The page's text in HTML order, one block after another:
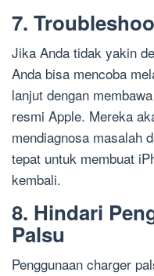
7.
Jika Anda tidak yakin
Anda bisa mencoba
lanjut dengan
resmi Apple. Mereka
mendiagnosa masalah
tepat untuk membuat
kembali.
8. Hindari
Palsu
Penggunaan charger